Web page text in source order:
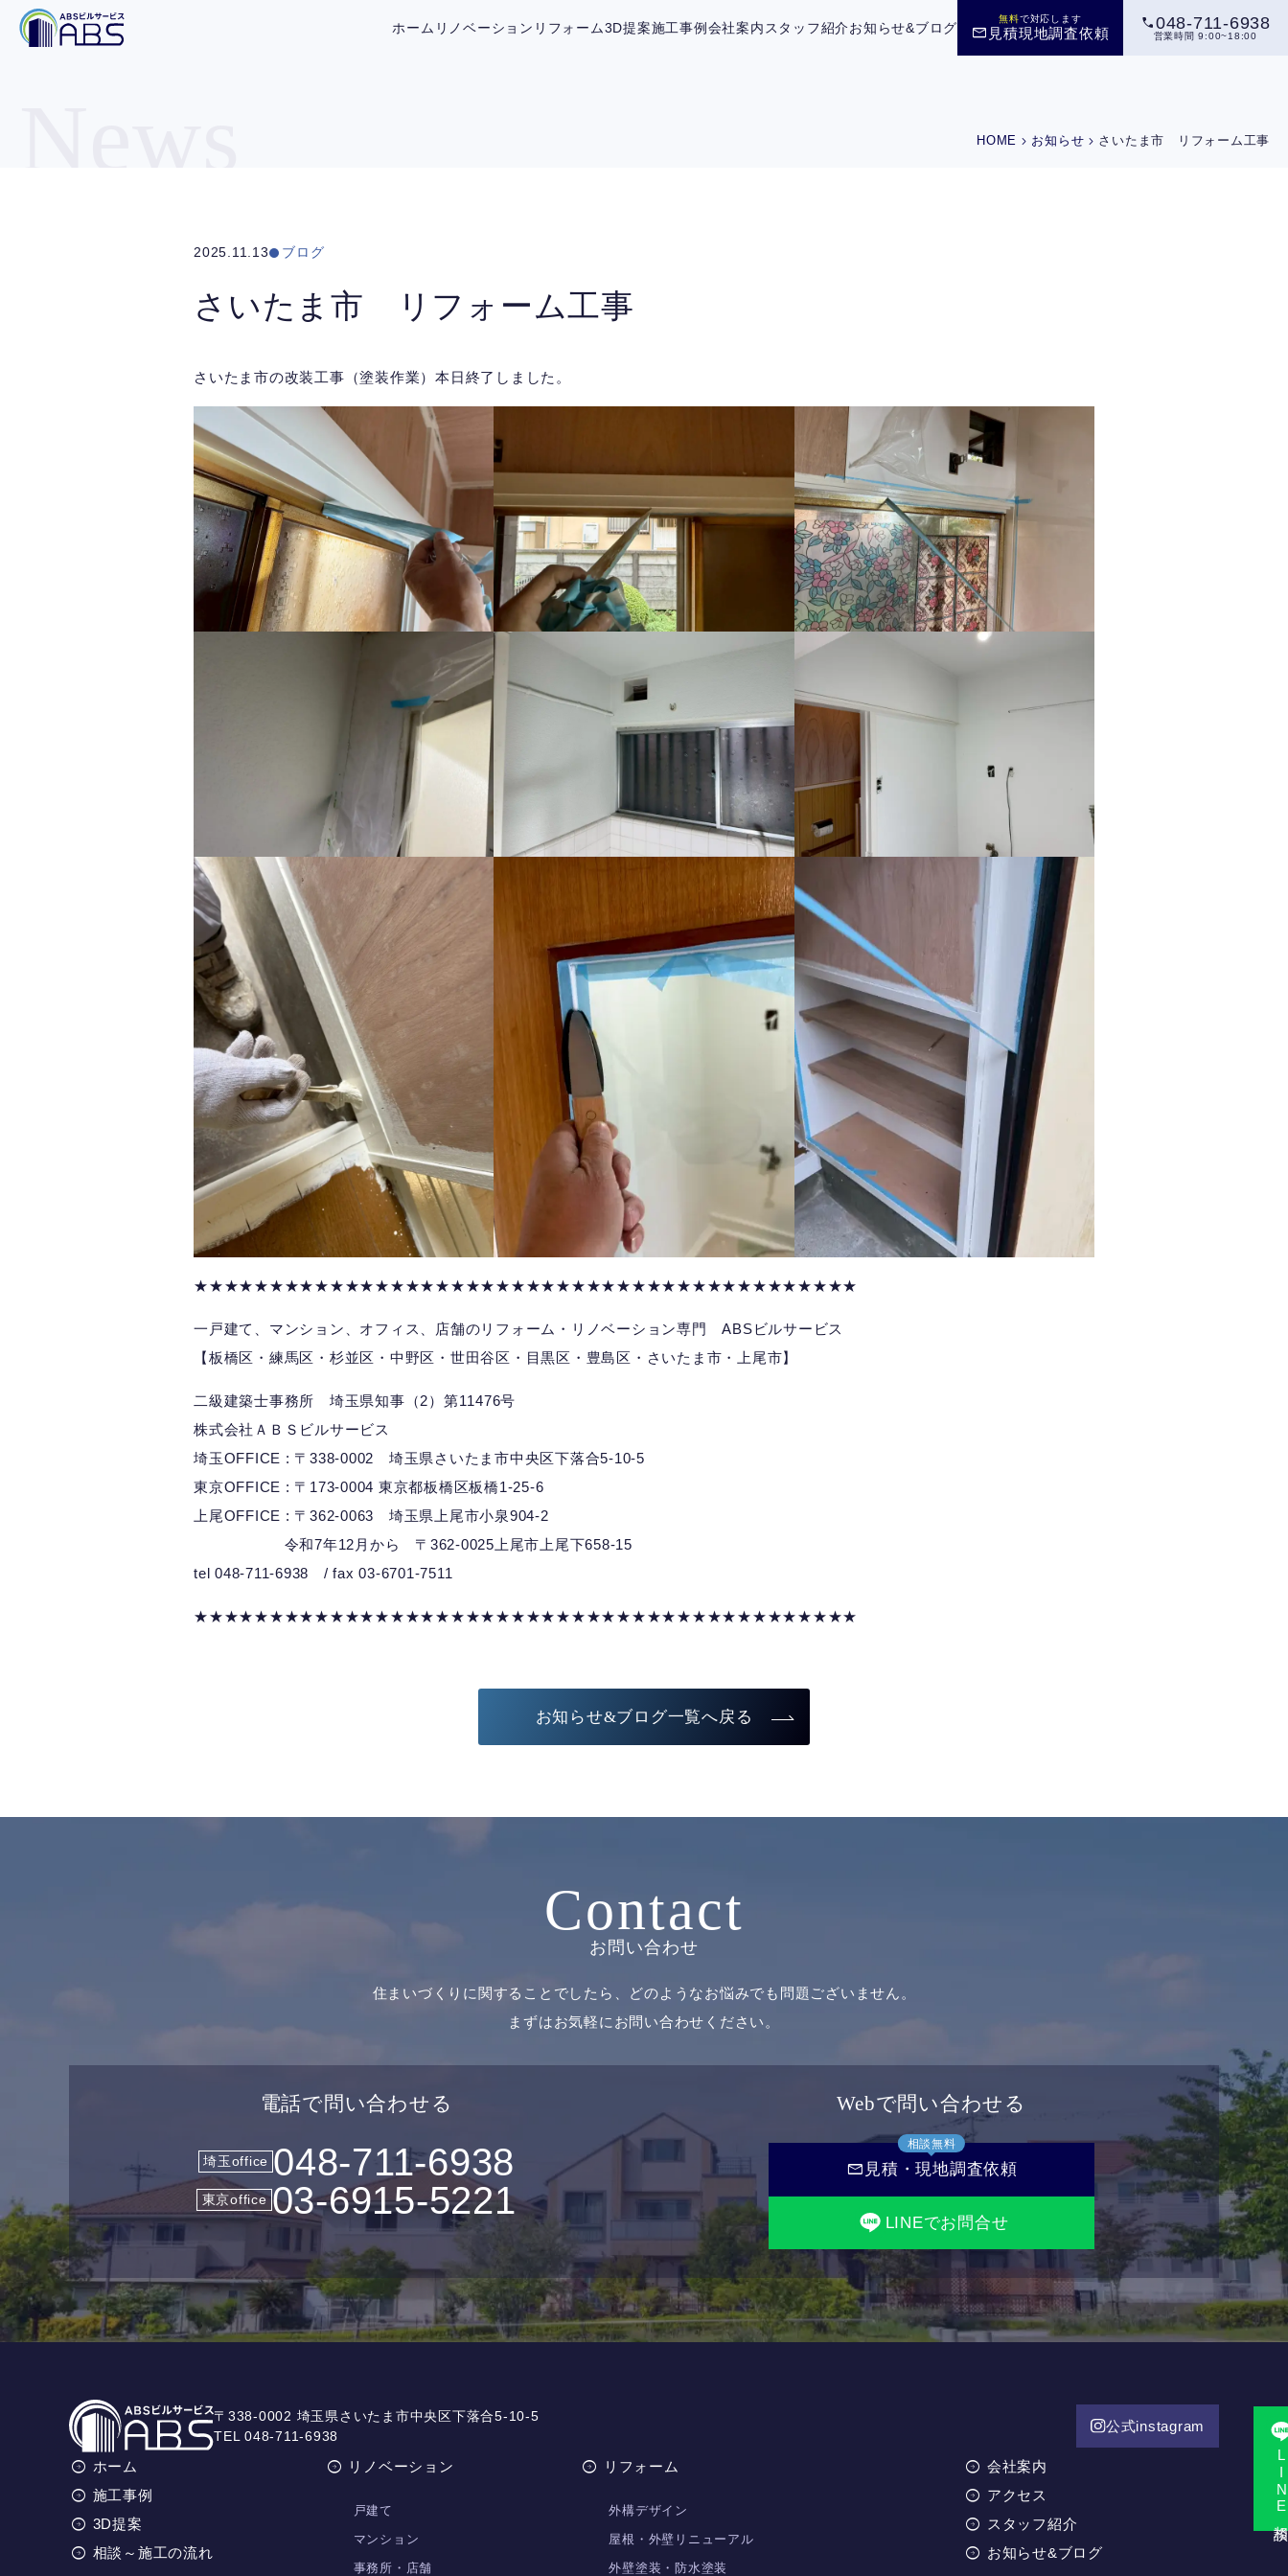
ホーム リノベーション リフォーム3D提案施工事例 会社案内 スタッフ紹介お知らせ&ブログ
無料で対応します
mail 見積現地調査依頼
call048-711-6938
営業時間 9:00~18:00
HOME chevron_right お知らせ chevron_right さいたま市 リフォーム工事
2025.11.13 ブログ
さいたま市 リフォーム工事
さいたま市の改装工事（塗装作業）本日終了しました。
★★★★★★★★★★★★★★★★★★★★★★★★★★★★★★★★★★★★★★★★★★★★
一戸建て、マンション、オフィス、店舗のリフォーム・リノベーション専門 ABSビルサービス
【板橋区・練馬区・杉並区・中野区・世田谷区・目黒区・豊島区・さいたま市・上尾市】
二級建築士事務所 埼玉県知事（2）第11476号
株式会社ＡＢＳビルサービス
埼玉OFFICE : 〒338-0002 埼玉県さいたま市中央区下落合5-10-5
東京OFFICE : 〒173-0004 東京都板橋区板橋1-25-6
上尾OFFICE : 〒362-0063 埼玉県上尾市小泉904-2
令和7年12月から 〒362-0025上尾市上尾下658-15
tel 048-711-6938 / fax 03-6701-7511
★★★★★★★★★★★★★★★★★★★★★★★★★★★★★★★★★★★★★★★★★★★★
お知らせ&ブログ一覧へ戻る
Contact
お問い合わせ
住まいづくりに関することでしたら、どのようなお悩みでも問題ございません。
まずはお気軽にお問い合わせください。
電話で問い合わせる
埼玉office 048-711-6938
東京office 03-6915-5221
Webで問い合わせる
相談無料
mail 見積・現地調査依頼
LINEでお問合せ
〒338-0002 埼玉県さいたま市中央区下落合5-10-5
TEL 048-711-6938
公式instagram
ホーム
施工事例
3D提案
相談～施工の流れ
リノベーション
戸建て
マンション
事務所・店舗
リフォーム
外構デザイン
屋根・外壁リニューアル
外壁塗装・防水塗装
会社案内
アクセス
スタッフ紹介
お知らせ&ブログ